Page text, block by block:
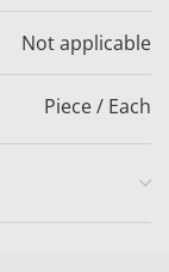
Not applicable
Piece / Each